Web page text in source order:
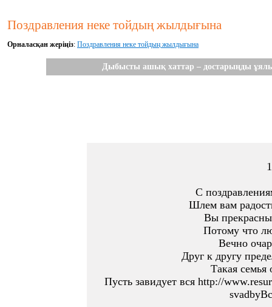
Поздравления неке тойдың жылдығына
Орналасқан жеріңіз: Поздравления неке тойдың жылдығына
Дыбысты ашық хаттар – достарыңды
С
Шлем вам
Вы
Потому что
Вечно
Друг к другу
Такая семья
Пусть завидует вся http://